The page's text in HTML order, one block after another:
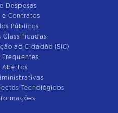
Despesas
Contratos
Públicos
Classificadas
ao Cidadão (SIC)
Frequentes
Abertos
Tecnológicos